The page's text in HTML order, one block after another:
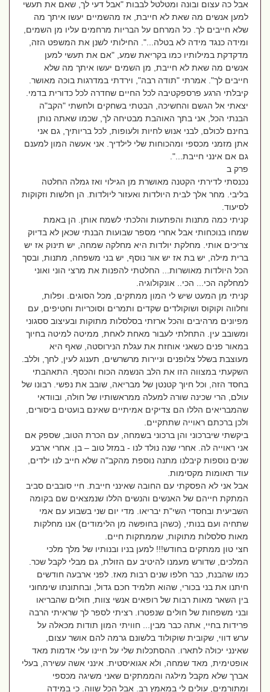
אבל כה עצום ובונה ומטלטל לבבות "אבל דעי לך, שאם את תעשי
למען אנשים מה שאת לא חייבת, אז מהשמיים יעשו איתך מה
שלא חייבים לך. כל המרחם על הבריות מרחמים עליו מן השמים,
ומידה כנגד מידה לא בטלה...". החילותי לשנן את המשפט הזה,
מדקדקת במילותיו כמו בקריאת שמע, "אם את תעשי למען
אנשים מה שאת לא חייבת, מן השמים יעשו איתך מה שלא
חייבים לך". אמרתי "תודה רבה", וירדתי במדרגות בוכה מאושר.
קיבלתי הרגע פרספקטיבה לכל החיים שחדרה לכל כדורית בדמי.
יצאתי אל הגשם והחשיכה, הבטתי בשחקים ולחשתי "הקב"ה
הבנתי הכל, אני בתך האוהבת מבטיחה לך, שכמו שאתה נותן
בחינם לכולם, לבני אנוש לחיות ולעופות, לכל בריותיך, גם אני
אתן מזמני מכספי ומהכוחות שלי לילדיך. אני אעשה המון למענם
גם אם אינני חייבת...".
פרק ב
נכנסתי לדירתי הקטנה מאושרת מן הגילוי ואז גמלה החלטה
בליבי. מחר אלך לבית היולדות ואעזור ליולדות. הן חלשות וזקוקות
לסיעוד.
קניתי כמה מתנות והפתעות והלכתי לשמח אותן. הן באמת
שמחו בנוכחותי אבל אחרי מספר שבועות הבנתי שכאן לא בדיוק
צריכים אותי. מחלקת יולדות היא מחלקה שמחה, יש תינוק אז יש
ברית מילה, יש בת אז יש אור נוסף, יש בני משפחה, מתנות, ובסך
הכל היולדות מאושרות... החלטתי להפנות את מרצי הוני ואוני
למחלקה הכי... הכי.. אונקולוגיה.
קניתי מן המעט שיש לי המון ממתקים, מכל הסוגים. ופלות,
וחלווה וקוקוס ושוקולדים שקדים ותמרים וסוכריות וחטיפים, עם
מפיונים מרהיבים והכל ארזתי בסלסלות מתוקות ובעיצוב ססגוני
ומשובב עין. התחלתי לעבור מאחת לאחת, ממיטה למיטה בחיוך
במאור פנים כשאני אוחזת את עגלת הנירוסטה, שאף היא
מעוצבת בשלל צלופנים וניירות מרשרשים, תענוג לעין, לחך, וללב.
השקעתי במצווה הזו את הלב הנשמה הכוח והכסף. התאהבתי
בחסד הזה, וכל חיוך קטנטן של מבריאה, שובב את נפשי. רבונו של
עולם, הרי שכינה שורה למעלה ממראשותיו של חולה, ובוודאי
שהמבריאים הללו הם צדיקים אמיתיים שאינם בועטים ביסורים,
ולכן ברכתם ראוייה שתתקיים.
ביקשתי שיברכוני והן ברכוני בשמחה, עם הכרת הטוב, שספק אם
אני ראוייה לה. אחרי שנה נולד לנו - במזל טוב – בן. אחרי ארבע
שנים נוספות קיבלנו מתנה נוספת מהקב"ה שלא חייב לנו ילדים,
עוד תאומות מקסימות.
אבל אני לא הפסקתי עם החובה שאינני חייבת. חיי סובבים סביב
המתקת חייהם של האנשים והנשים הללו שנמצאים שם בקומה
השביעית ובחסדי השי"ת יבריאו. מדי יום שני בשבוע עם אמי
שתחיה ועם בנותי, (כשהן בחופשה מן הלימודים) אנו מחלקות
מאות סלסלות מתוקות, שממתקות חיים.
חצי טון ממתקים בחודש!!! למען בניו ובנותיו של מלך מלכי
המלכים, שדורש מעמנו להיטיב עם הזולת, גם מבלי לקבל שכר.
כמו שהבנת, כבר חלפו שנים רבות מאז. לפני ארבעה חודשים
חיתנו את בני בכורי, שהוא תלמיד חכם גדול, ובחתונתו שימחוני
בין השאר מאות רבות של רופאים אנשי צוות, חולים שהבריאו
ובני משפחות של חולים שנפטרו. רציתי לספר לך שראיתי הרבה
פרידות בחיי, אתה כבר מבין... חוויתי המון תודות מכאלה על
ערש דווי, שקובית שוקולוד בלשונם גרמה להם אושר עצום,
שאינני יכולה לתארו. ההסתכלות שלי על חיינו עלי אדמות מאד
אופטימית, מאד שמחה, ולא אגואיסטית. אינני אשה עשירה, בעלי
אברך שלא מקבל מילגה והממתקים שאני משיגה מכספי
ומתורמים, עולים לי במאמץ רב. אבל הכל שווה. כי במידה